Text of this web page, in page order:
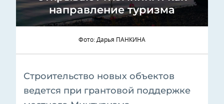
направление туризма
Фото: Дарья ПАНКИНА
Строительство новых объектов
ведется при грантовой поддержке